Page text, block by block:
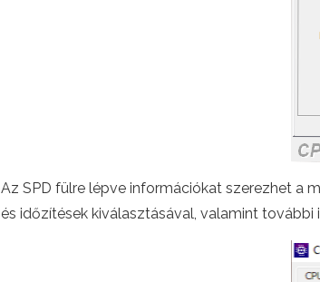
Az SPD fülre lépve információkat szerezhet a
és időzítések kiválasztásával, valamint